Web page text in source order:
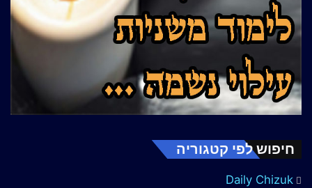
חיפוש לפי קטגוריה
Daily Chizuk